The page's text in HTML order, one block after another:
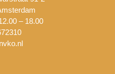
– 18.00